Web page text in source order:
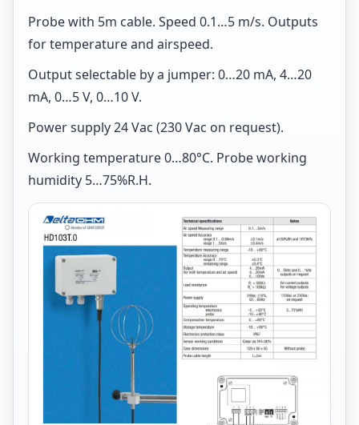
Probe with 5m cable. Speed 0.1…5 m/s. Outputs
for temperature and airspeed.
Output selectable by a jumper: 0…20 mA, 4…20
mA, 0…5 V, 0…10 V.
Power supply 24 Vac (230 Vac on request).
Working temperature 0…80°C. Probe working
humidity 5…75%R.H.